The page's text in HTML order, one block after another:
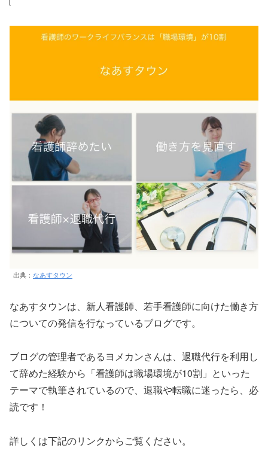
出典： なあすタウン
なあすタウンは、新人看護師、若手看護師に向けた働き方
についての発信を行なっているブログです。
ブログの管理者であるヨメカンさんは、退職代行を利用し
て辞めた経験から「看護師は職場環境が10割」といった
テーマで執筆されているので、退職や転職に迷ったら、必
読です！
詳しくは下記のリンクからご覧ください。